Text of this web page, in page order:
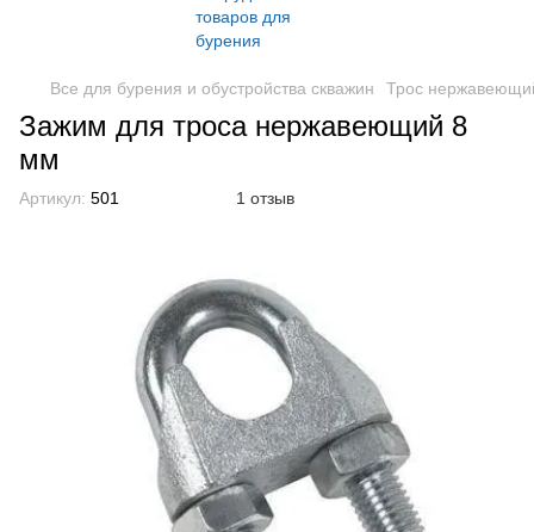
Все для бурения и обустройства скважин Трос
Зажим для троса нержавеющий 8
мм
Артикул: 501 1 отзыв